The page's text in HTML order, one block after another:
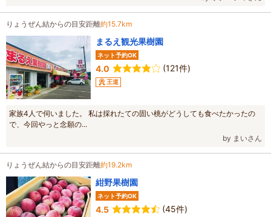
りょうぜん結からの目安距離約15.7km
まるえ観光果樹園
ネット予約OK
4.0 (121件)
王道
家族4人で伺いました。 私は採れたての固い桃がどうしても食べたかったの
で、今回やっと念願の...
by まいさん
りょうぜん結からの目安距離約19.2km
紺野果樹園
ネット予約OK
4.5 (45件)